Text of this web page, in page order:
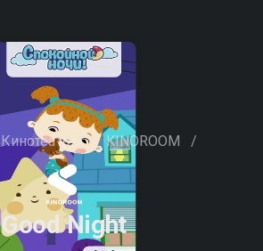
Кинотеатры / KINOROOM /
Good Night